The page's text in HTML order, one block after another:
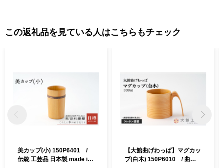
この返礼品を見ている人はこちらもチェック
美カップ(小) 150P6401 /
伝統 工芸品 日本製 made in
【大館曲げわっぱ】マグカッ
プ(白木) 150P6010 / 曲げ